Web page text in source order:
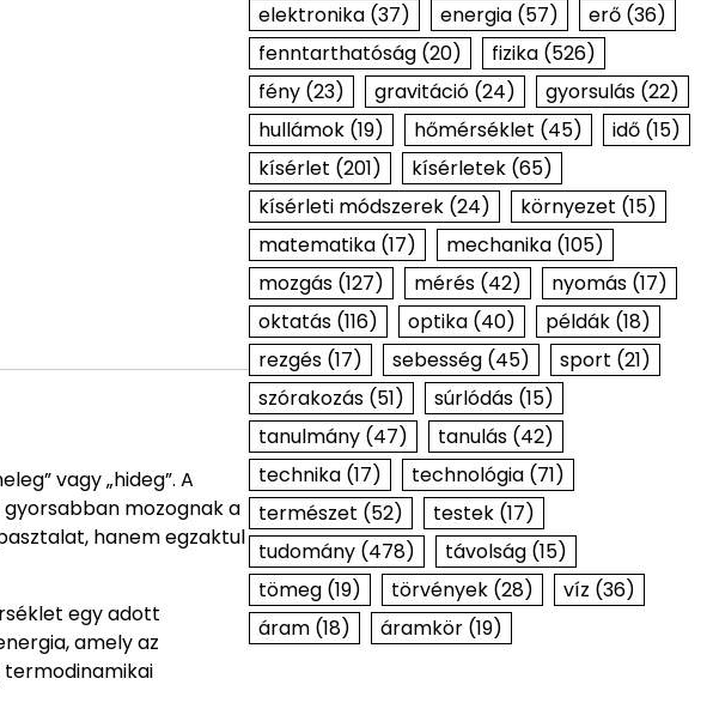
vagy „hideg”. A
mozognak a
hanem egzaktul
egy adott
amely az
termodinamikai
elektronika(37) energia(57) erő(36)
fenntarthatóság(20) fizika(526)
fény(23) gravitáció(24) gyorsulás(22)
hullámok(19) hőmérséklet (45) idő(15)
kísérlet (201) kísérletek(65)
kísérleti módszerek(24) környezet (15)
matematika(17) mechanika(105)
mozgás(127) mérés(42) nyomás(17)
oktatás(116) optika(40) példák(18)
rezgés(17) sebesség(45) sport (21)
szórakozás(51) súrlódás(15)
tanulmány(47) tanulás(42)
technika(17) technológia(71)
természet (52) testek(17)
tudomány(478) távolság(15)
tömeg(19) törvények(28) víz (36)
áram(18) áramkör(19)